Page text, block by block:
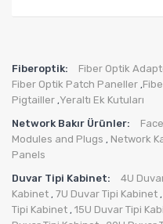
Fiberoptik: Fiber Optik
Fiber Optik Patch Paneller ,
Pigtailler ,Yeraltı Ek Kutuları
Network Bakır Ürünler:
Modules and Plugs , Network
Panels
Duvar Tipi Kabinet:
4U
Kabinet , 7U Duvar Tipi Kabinet ,
Tipi Kabinet , 15U Duvar Tipi